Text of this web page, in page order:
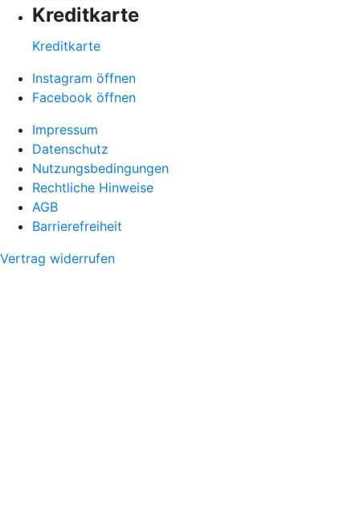
Kreditkarte
Kreditkarte
Instagram öffnen
Facebook öffnen
Impressum
Datenschutz
Nutzungsbedingungen
Rechtliche Hinweise
AGB
Barrierefreiheit
Vertrag widerrufen